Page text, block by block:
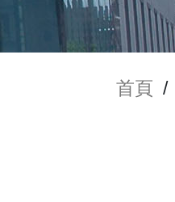
首頁 /